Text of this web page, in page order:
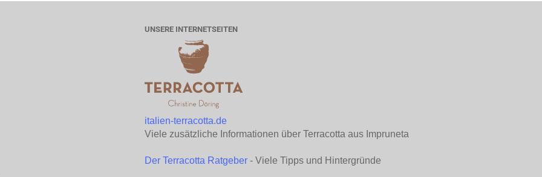
UNSERE INTERNETSEITEN
italien-terracotta.de
Viele zusätzliche Informationen über Terracotta aus Impruneta
Der Terracotta Ratgeber - Viele Tipps und Hintergründe